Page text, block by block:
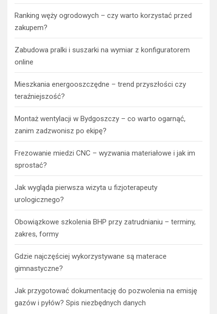
Ranking węży ogrodowych – czy warto korzystać przed
zakupem?
Zabudowa pralki i suszarki na wymiar z konfiguratorem
online
Mieszkania energooszczędne – trend przyszłości czy
teraźniejszość?
Montaż wentylacji w Bydgoszczy – co warto ogarnąć,
zanim zadzwonisz po ekipę?
Frezowanie miedzi CNC – wyzwania materiałowe i jak im
sprostać?
Jak wygląda pierwsza wizyta u fizjoterapeuty
urologicznego?
Obowiązkowe szkolenia BHP przy zatrudnianiu – terminy,
zakres, formy
Gdzie najczęściej wykorzystywane są materace
gimnastyczne?
Jak przygotować dokumentację do pozwolenia na emisję
gazów i pyłów? Spis niezbędnych danych